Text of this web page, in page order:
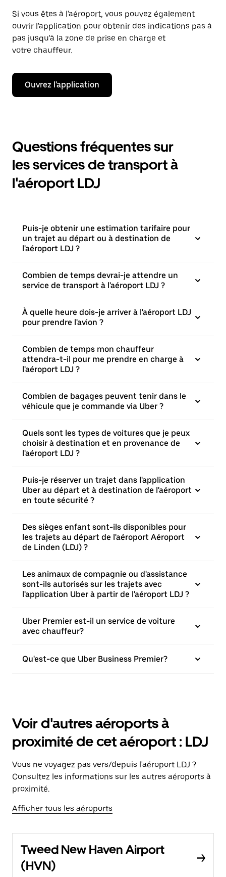
Si vous êtes à l'aéroport, vous pouvez également
ouvrir l'application pour obtenir des indications pas à
pas jusqu'à la zone de prise en charge et
votre chauffeur.
Ouvrez l'application
Questions fréquentes sur
les services de transport à
l'aéroport LDJ
Puis-je obtenir une estimation tarifaire pour
un trajet au départ ou à destination de
l'aéroport LDJ ?
Combien de temps devrai-je attendre un
service de transport à l'aéroport LDJ ?
À quelle heure dois-je arriver à l'aéroport LDJ
pour prendre l'avion ?
Combien de temps mon chauffeur
attendra-t-il pour me prendre en charge à
l'aéroport LDJ ?
Combien de bagages peuvent tenir dans le
véhicule que je commande via Uber ?
Quels sont les types de voitures que je peux
choisir à destination et en provenance de
l'aéroport LDJ ?
Puis-je réserver un trajet dans l'application
Uber au départ et à destination de l'aéroport
en toute sécurité ?
Des sièges enfant sont-ils disponibles pour
les trajets au départ de l'aéroport Aéroport
de Linden (LDJ) ?
Les animaux de compagnie ou d'assistance
sont-ils autorisés sur les trajets avec
l'application Uber à partir de l'aéroport LDJ ?
Uber Premier est-il un service de voiture
avec chauffeur?
Qu'est-ce que Uber Business Premier?
Voir d'autres aéroports à
proximité de cet aéroport : LDJ
Vous ne voyagez pas vers/depuis l'aéroport LDJ ?
Consultez les informations sur les autres aéroports à
proximité.
Afficher tous les aéroports
Tweed New Haven Airport
(HVN)